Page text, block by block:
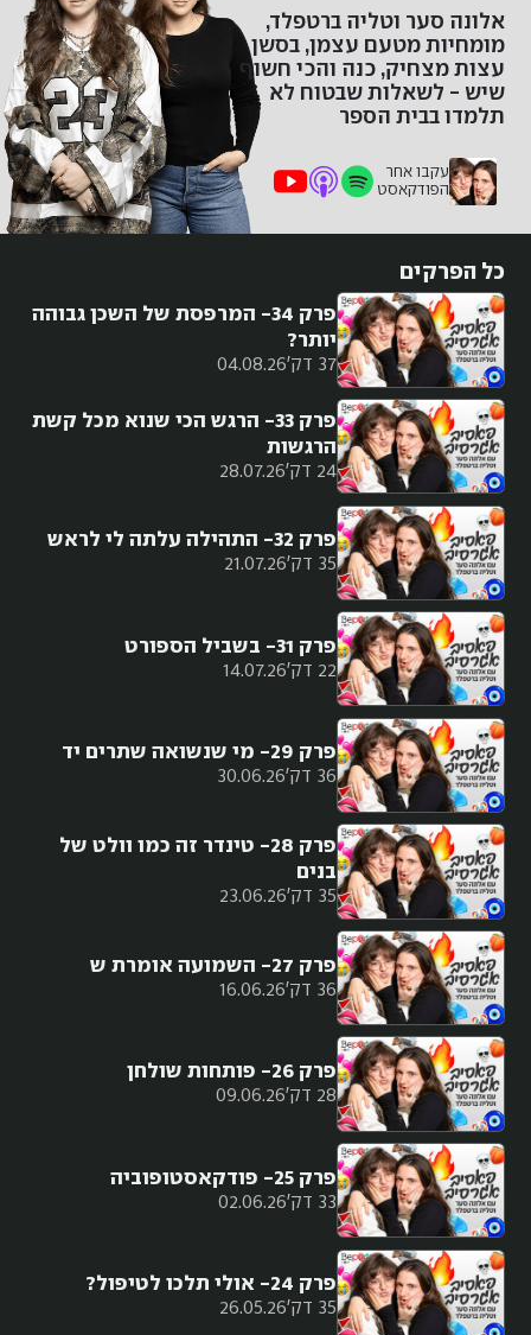
אלונה סער וטליה ברטפלד,
מומחיות מטעם עצמן, בסשן
עצות מצחיק, כנה והכי חשוף
שיש - לשאלות שבטוח לא
תלמדו בבית הספר
עקבו אחר
הפודקאסט
כל הפרקים
37 דק' 04.08.26
פרק 34- המרפסת של השכן גבוהה
יותר?
24 דק' 28.07.26
פרק 33- הרגש הכי שנוא מכל קשת
הרגשות
35 דק' 21.07.26
פרק 32- התהילה עלתה לי לראש
22 דק' 14.07.26
פרק 31- בשביל הספורט
36 דק' 30.06.26
פרק 29- מי שנשואה שתרים יד
35 דק' 23.06.26
פרק 28- טינדר זה כמו וולט של
בנים
36 דק' 16.06.26
פרק 27- השמועה אומרת ש
28 דק' 09.06.26
פרק 26- פותחות שולחן
33 דק' 02.06.26
פרק 25- פודקאסטופוביה
35 דק' 26.05.26
פרק 24- אולי תלכו לטיפול?